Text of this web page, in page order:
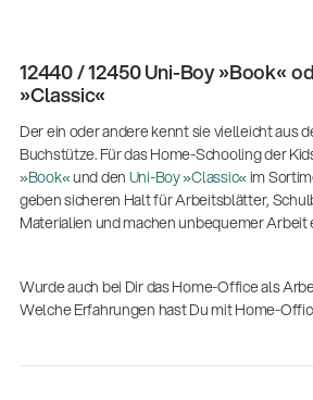
12440 / 12450 Uni-Boy »Book«
»Classic«
Der ein oder andere kennt sie vielleicht aus
Buchstütze. Für das Home-Schooling der
»Book«und den Uni-Boy »Classic« im
geben sicheren Halt für Arbeitsblätter,
Materialien und machen unbequemer Arbeit
Wurde auch bei Dir das Home-Office als
Welche Erfahrungen hast Du mit Home-